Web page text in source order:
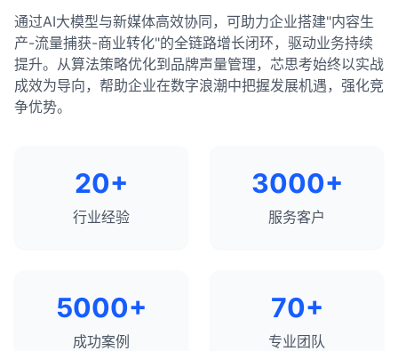
通过AI大模型与新媒体高效协同，可助力企业搭建"内容生
产-流量捕获-商业转化"的全链路增长闭环，驱动业务持续
提升。从算法策略优化到品牌声量管理，芯思考始终以实战
成效为导向，帮助企业在数字浪潮中把握发展机遇，强化竞
争优势。
20+
行业经验
3000+
服务客户
5000+
成功案例
70+
专业团队